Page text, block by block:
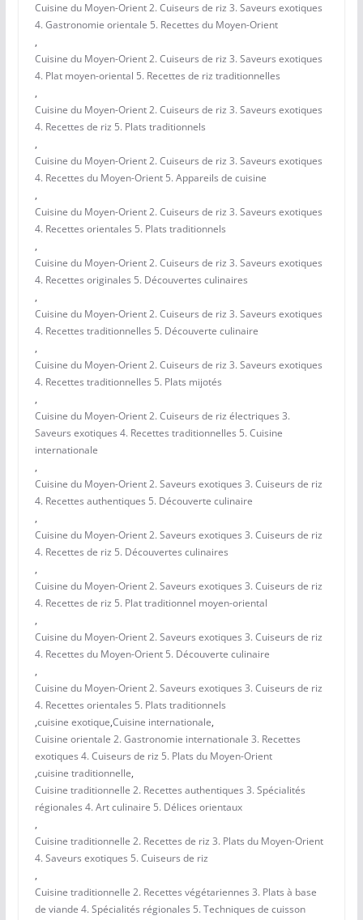
Cuisine du Moyen-Orient 2. Cuiseurs de riz 3. Saveurs exotiques
4. Gastronomie orientale 5. Recettes du Moyen-Orient
,
Cuisine du Moyen-Orient 2. Cuiseurs de riz 3. Saveurs exotiques
4. Plat moyen-oriental 5. Recettes de riz traditionnelles
,
Cuisine du Moyen-Orient 2. Cuiseurs de riz 3. Saveurs exotiques
4. Recettes de riz 5. Plats traditionnels
,
Cuisine du Moyen-Orient 2. Cuiseurs de riz 3. Saveurs exotiques
4. Recettes du Moyen-Orient 5. Appareils de cuisine
,
Cuisine du Moyen-Orient 2. Cuiseurs de riz 3. Saveurs exotiques
4. Recettes orientales 5. Plats traditionnels
,
Cuisine du Moyen-Orient 2. Cuiseurs de riz 3. Saveurs exotiques
4. Recettes originales 5. Découvertes culinaires
,
Cuisine du Moyen-Orient 2. Cuiseurs de riz 3. Saveurs exotiques
4. Recettes traditionnelles 5. Découverte culinaire
,
Cuisine du Moyen-Orient 2. Cuiseurs de riz 3. Saveurs exotiques
4. Recettes traditionnelles 5. Plats mijotés
,
Cuisine du Moyen-Orient 2. Cuiseurs de riz électriques 3.
Saveurs exotiques 4. Recettes traditionnelles 5. Cuisine
internationale
,
Cuisine du Moyen-Orient 2. Saveurs exotiques 3. Cuiseurs de riz
4. Recettes authentiques 5. Découverte culinaire
,
Cuisine du Moyen-Orient 2. Saveurs exotiques 3. Cuiseurs de riz
4. Recettes de riz 5. Découvertes culinaires
,
Cuisine du Moyen-Orient 2. Saveurs exotiques 3. Cuiseurs de riz
4. Recettes de riz 5. Plat traditionnel moyen-oriental
,
Cuisine du Moyen-Orient 2. Saveurs exotiques 3. Cuiseurs de riz
4. Recettes du Moyen-Orient 5. Découverte culinaire
,
Cuisine du Moyen-Orient 2. Saveurs exotiques 3. Cuiseurs de riz
4. Recettes orientales 5. Plats traditionnels
,cuisine exotique,Cuisine internationale,
Cuisine orientale 2. Gastronomie internationale 3. Recettes
exotiques 4. Cuiseurs de riz 5. Plats du Moyen-Orient
,cuisine traditionnelle,
Cuisine traditionnelle 2. Recettes authentiques 3. Spécialités
régionales 4. Art culinaire 5. Délices orientaux
,
Cuisine traditionnelle 2. Recettes de riz 3. Plats du Moyen-Orient
4. Saveurs exotiques 5. Cuiseurs de riz
,
Cuisine traditionnelle 2. Recettes végétariennes 3. Plats à base
de viande 4. Spécialités régionales 5. Techniques de cuisson